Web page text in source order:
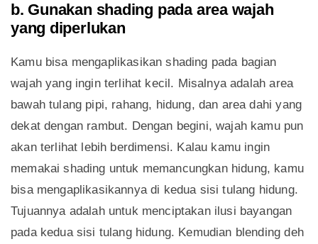
b. Gunakan shading pada area wajah
yang diperlukan
Kamu bisa mengaplikasikan shading pada bagian
wajah yang ingin terlihat kecil. Misalnya adalah area
bawah tulang pipi, rahang, hidung, dan area dahi yang
dekat dengan rambut. Dengan begini, wajah kamu pun
akan terlihat lebih berdimensi. Kalau kamu ingin
memakai shading untuk memancungkan hidung, kamu
bisa mengaplikasikannya di kedua sisi tulang hidung.
Tujuannya adalah untuk menciptakan ilusi bayangan
pada kedua sisi tulang hidung. Kemudian blending deh